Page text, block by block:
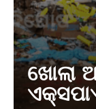
ଖୋଲା